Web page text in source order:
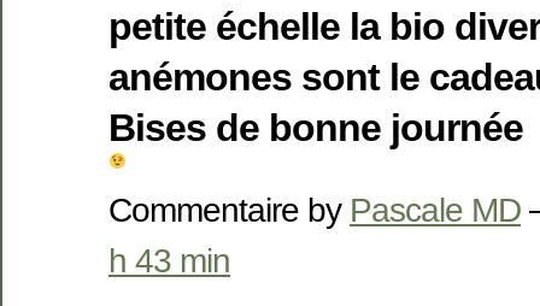
petite échelle la bio
anémones sont le
Bises de bonne journée
Commentaire by Pascale MD
h 43 min